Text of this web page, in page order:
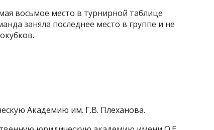
восьмое место в турнирной таблице
заняла последнее место в группе и не
Академию им. Г.В. Плеханова.